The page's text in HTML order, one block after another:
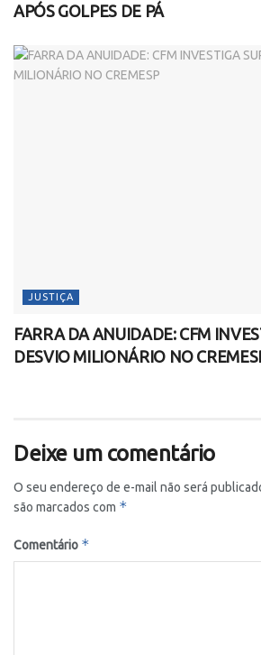
APÓS GOLPES DE PÁ
JUSTIÇA
FARRA DA ANUIDADE: CFM
DESVIO MILIONÁRIO NO
Deixe um comentário
O seu endereço de e-mail não será
são marcados com *
Comentário *